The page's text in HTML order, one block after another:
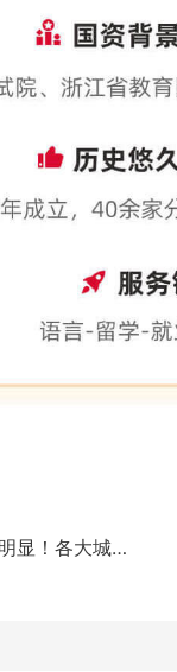
教育部：留学生回国发展趋势明显！各大城市加大“海归”...